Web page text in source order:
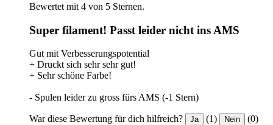
Bewertet mit 4 von 5 Sternen.
Super filament! Passt leider nicht ins AMS
Gut mit Verbesserungspotential
+ Druckt sich sehr sehr gut!
+ Sehr schöne Farbe!
- Spulen leider zu gross fürs AMS (-1 Stern)
War diese Bewertung für dich hilfreich? Ja (1) Nein (0)